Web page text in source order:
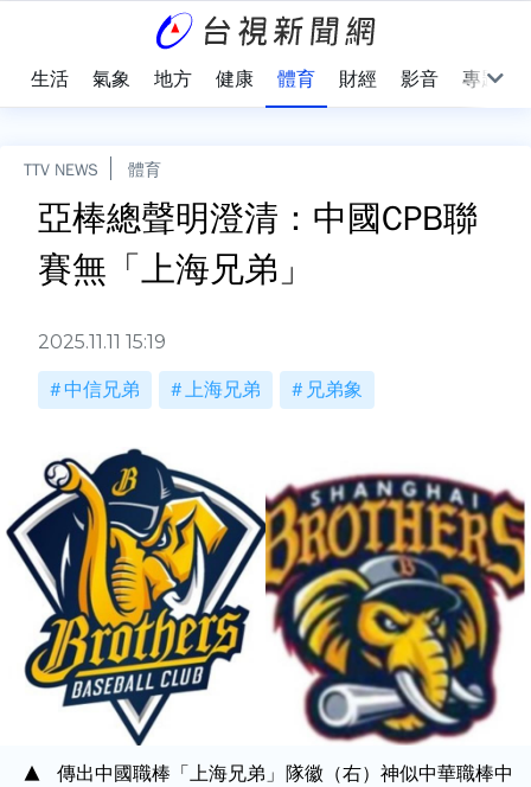
生活 氣象 地方 健康 體育 財經 影音 專題
TTV NEWS 體育
亞棒總聲明澄清：中國CPB聯
賽無「上海兄弟」
2025.11.11 15:19
中信兄弟 上海兄弟 兄弟象
傳出中國職棒「上海兄弟」隊徽（右）神似中華職棒中